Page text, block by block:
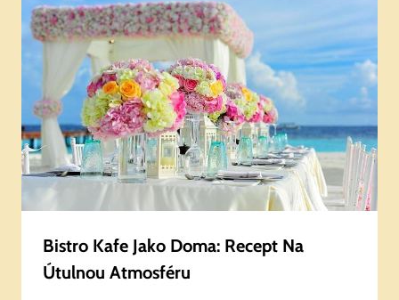
Bistro Kafe Jako Doma: Recept Na
Útulnou Atmosféru